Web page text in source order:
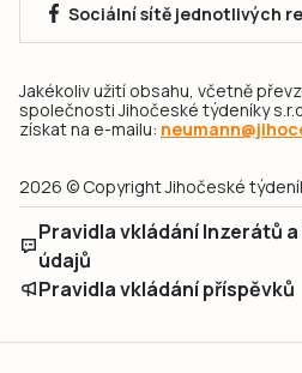
Sociální sítě jednotlivých
Jakékoliv užití obsahu, včetně
společnosti Jihočeské týdeníky
získat na e-mailu:
2026 © Copyright Jihočeské
Pravidla vkládání Inzerátů
údajů
Pravidla vkládání příspěvků